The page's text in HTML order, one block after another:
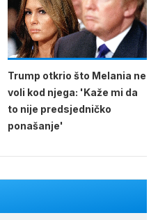
Trump otkrio što Melania ne
voli kod njega: 'Kaže mi da
to nije predsjedničko
ponašanje'